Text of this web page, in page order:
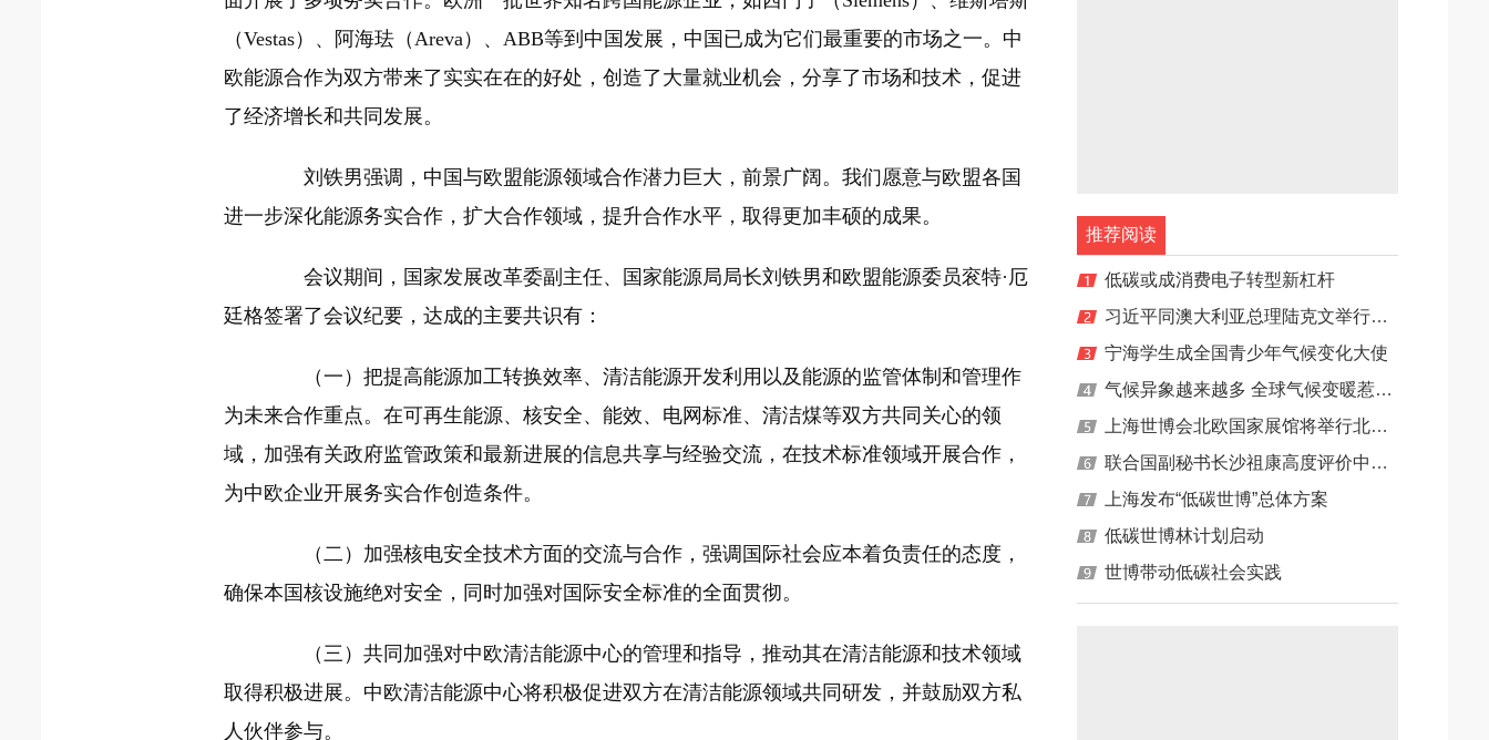
（Vestas）、阿海珐（Areva）、ABB等到中国发展，中国已成为它们最重要的市场之一。中
欧能源合作为双方带来了实实在在的好处，创造了大量就业机会，分享了市场和技术，促进
了经济增长和共同发展。
刘铁男强调，中国与欧盟能源领域合作潜力巨大，前景广阔。我们愿意与欧盟各国
进一步深化能源务实合作，扩大合作领域，提升合作水平，取得更加丰硕的成果。
会议期间，国家发展改革委副主任、国家能源局局长刘铁男和欧盟能源委员衮特·厄
廷格签署了会议纪要，达成的主要共识有：
（一）把提高能源加工转换效率、清洁能源开发利用以及能源的监管体制和管理作
为未来合作重点。在可再生能源、核安全、能效、电网标准、清洁煤等双方共同关心的领
域，加强有关政府监管政策和最新进展的信息共享与经验交流，在技术标准领域开展合作，
为中欧企业开展务实合作创造条件。
（二）加强核电安全技术方面的交流与合作，强调国际社会应本着负责任的态度，
确保本国核设施绝对安全，同时加强对国际安全标准的全面贯彻。
（三）共同加强对中欧清洁能源中心的管理和指导，推动其在清洁能源和技术领域
取得积极进展。中欧清洁能源中心将积极促进双方在清洁能源领域共同研发，并鼓励双方私
人伙伴参与。
推荐阅读
低碳或成消费电子转型新杠杆
习近平同澳大利亚总理陆克文举行会谈
宁海学生成全国青少年气候变化大使
气候异象越来越多 全球气候变暖惹的祸？
上海世博会北欧国家展馆将举行北欧-中国能源与气候日
联合国副秘书长沙祖康高度评价中国林业取得的成就
上海发布“低碳世博”总体方案
低碳世博林计划启动
世博带动低碳社会实践